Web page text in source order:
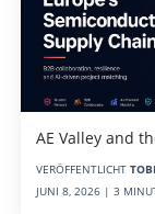
AE Valley and
VERÖFFENTLICHT
JUNI 8, 2026 | 3